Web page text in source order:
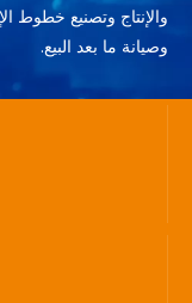
والإنتاج وتصنيع خطوط
وصيانة ما بعد البيع.